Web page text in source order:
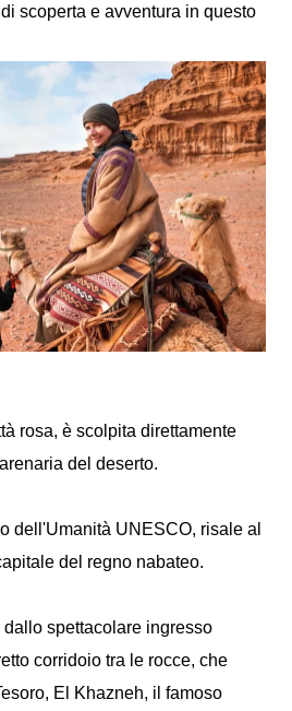
scoperta e avventura in questo
rosa, è scolpita direttamente
del deserto.
dell'Umanità UNESCO, risale al
del regno nabateo.
dallo spettacolare ingresso
corridoio tra le rocce, che
El Khazneh, il famoso